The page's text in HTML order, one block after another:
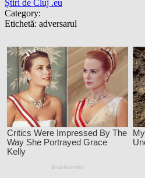
Știri de Cluj .eu
Category:
Etichetă: adversarul